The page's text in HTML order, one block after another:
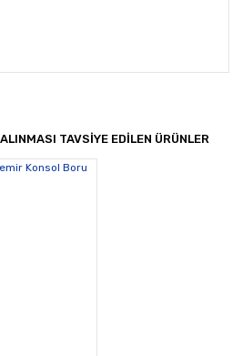
Yorum Yaz
resim, ürün açıklamalarında ve
bozuk veya görüntülenemiyor.
TAVSİYE EDİLEN ÜRÜNLER